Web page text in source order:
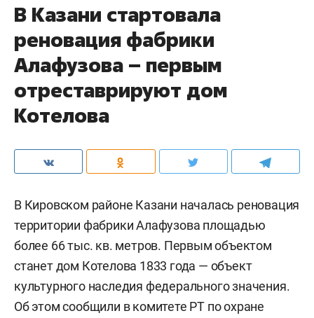
В Казани стартовала
реновация фабрики
Алафузова – первым
отреставрируют дом
Котелова
В Кировском районе Казани началась реновация
территории фабрики Алафузова площадью
более 66 тыс. кв. метров. Первым объектом
станет дом Котелова 1833 года — объект
культурного наследия федерального значения.
Об этом сообщили в комитете РТ по охране